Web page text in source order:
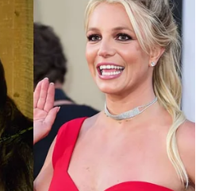
терпіти десять років, як це
вирішувати подібні проблеми.